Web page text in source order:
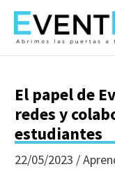
contenido
El papel de
redes y
estudiantes
22/05/2023 /